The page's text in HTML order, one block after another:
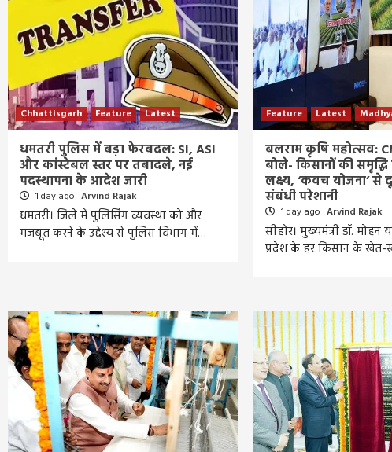
Chhattisgarh Feature Latest
धमतरी पुलिस में बड़ा फेरबदल: SI, ASI
और कांस्टेबल स्तर पर तबादले, नई
पदस्थापना के आदेश जारी
1 day ago Arvind Rajak
धमतरी। जिले में पुलिसिंग व्यवस्था को और
मजबूत करने के उद्देश्य से पुलिस विभाग में…
Feature Latest
बलराम कृषि महोत्सव:
बोले- किसानों की
लक्ष्य, ‘कवच योजना’ से
संबंधी परेशानी
1 day ago Arvind Rajak
सीहोर। मुख्यमंत्री डॉ.
प्रदेश के हर किसान के